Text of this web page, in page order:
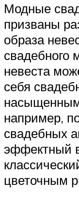
Модные
призваны
образа
свадебного
невеста
себя
например,
свадебных
эффектный
цветочным